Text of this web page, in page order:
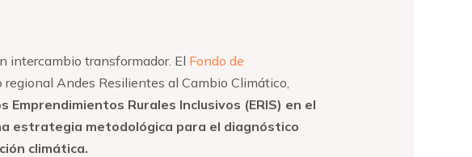
intercambio transformador. El Fondo de
regional Andes Resilientes al Cambio Climático,
Rurales Inclusivos (ERIS) en el
estrategia metodológica para el diagnóstico
climática.